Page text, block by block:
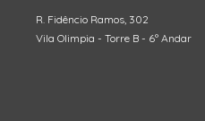
R. Fidêncio Ramos, 302
Vila Olimpia - Torre B - 6º Andar